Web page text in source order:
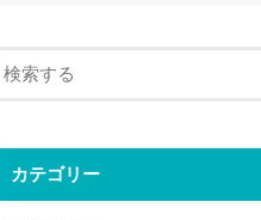
カテゴリー